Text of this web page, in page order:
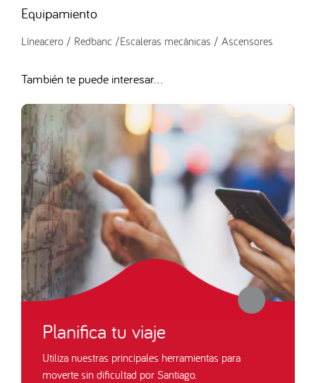
Equipamiento
Líneacero / Redbanc /Escaleras mecánicas / Ascensores
También te puede interesar...
Planifica tu viaje
Utiliza nuestras principales herramientas para
moverte sin dificultad por Santiago.